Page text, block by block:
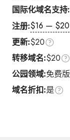
国际化域名支持:
注册:$16 — $20
更新:$20
转移域名:$20
公园领域:免费版
域名折扣:是